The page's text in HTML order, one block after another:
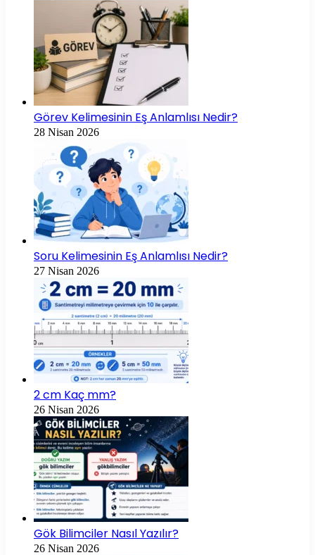
Görev Kelimesinin Eş Anlamlısı Nedir?
28 Nisan 2026
Soru Kelimesinin Eş Anlamlısı Nedir?
27 Nisan 2026
2 cm Kaç mm?
26 Nisan 2026
Gök Bilimciler Nasıl Yazılır?
26 Nisan 2026